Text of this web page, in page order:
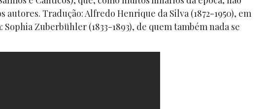
autores. Tradução: Alfredo Henrique da Silva (1872-1950), em
Sophia Zuberbühler (1833-1893), de quem também nada se